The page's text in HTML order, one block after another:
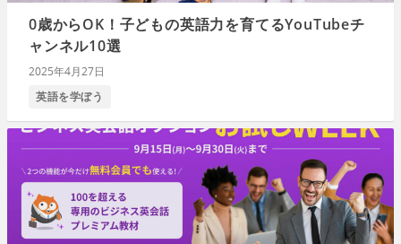
0歳からOK！子どもの英語力を育てるYouTubeチ
ャンネル10選
2025年4月27日
英語を学ぼう